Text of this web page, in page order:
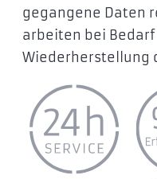
gegangene Daten
arbeiten bei
Wiederherstellung